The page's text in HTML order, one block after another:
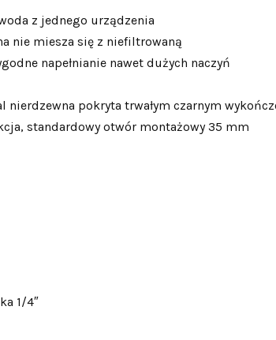
z jednego urządzenia
nie miesza się z niefiltrowaną
napełnianie nawet dużych naczyń
nierdzewna pokryta trwałym czarnym
standardowy otwór montażowy 35 mm
1/4″